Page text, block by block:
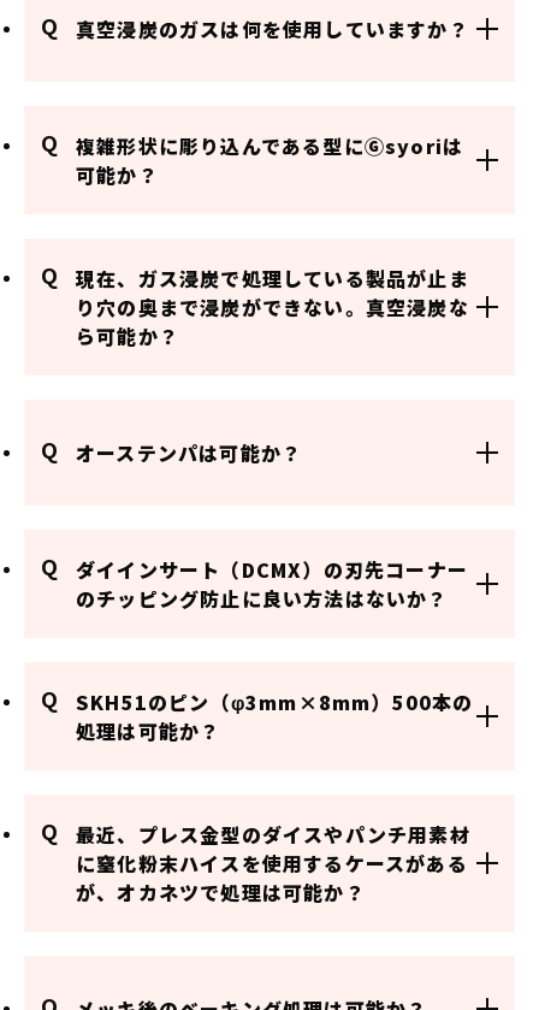
Q 真空浸炭のガスは何を使用していますか？
Q
複雑形状に彫り込んである型にⒼsyoriは
可能か？
Q
現在、ガス浸炭で処理している製品が止ま
り穴の奥まで浸炭ができない。真空浸炭な
ら可能か？
Q オーステンパは可能か？
Q
ダイインサート（DCMX）の刃先コーナー
のチッピング防止に良い方法はないか？
Q
SKH51のピン（φ3mm×8mm）500本の
処理は可能か？
Q
最近、プレス金型のダイスやパンチ用素材
に窒化粉末ハイスを使用するケースがある
が、オカネツで処理は可能か？